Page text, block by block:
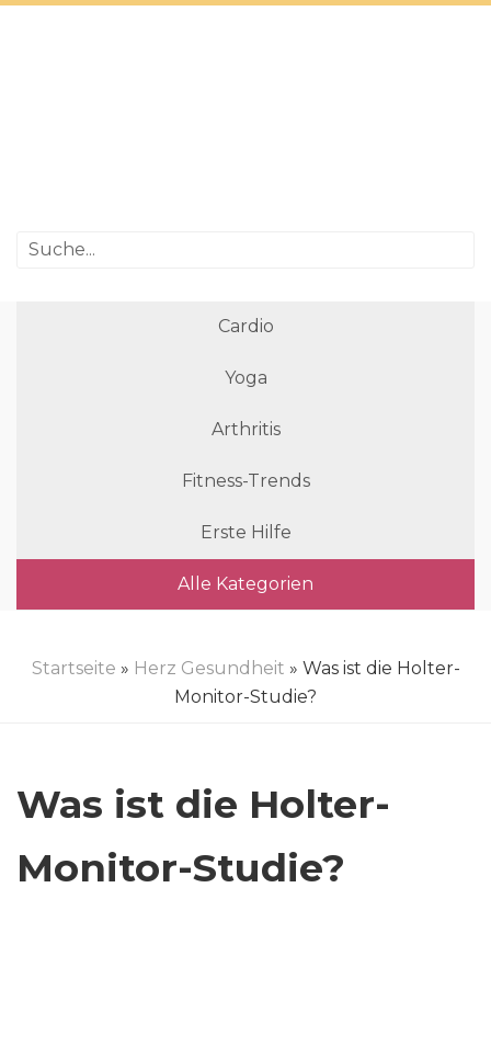
Cardio
Yoga
Arthritis
Fitness-Trends
Erste Hilfe
Alle Kategorien
Startseite » Herz Gesundheit » Was ist die Holter-
Monitor-Studie?
Was ist die Holter-
Monitor-Studie?